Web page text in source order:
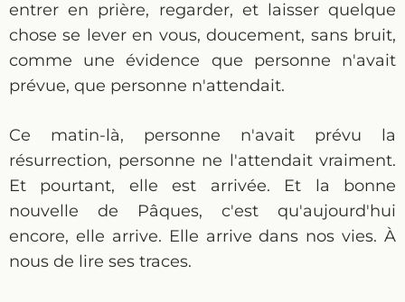
entrer en prière, regarder, et laisser quelque
chose se lever en vous, doucement, sans bruit,
comme une évidence que personne n'avait
prévue, que personne n'attendait.
Ce matin-là, personne n'avait prévu la
résurrection, personne ne l'attendait vraiment.
Et pourtant, elle est arrivée. Et la bonne
nouvelle de Pâques, c'est qu'aujourd'hui
encore, elle arrive. Elle arrive dans nos vies. À
nous de lire ses traces.